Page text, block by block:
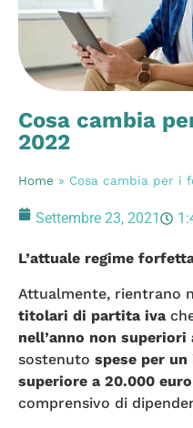
Cosa cambia
2022
Home » Cosa cambia per i
Settembre 23, 2021
L’attuale regime
Attualmente, rientrano
titolari di partita iva
nell’anno non superiori
sostenuto spese per
superiore a 20.000
comprensivo di